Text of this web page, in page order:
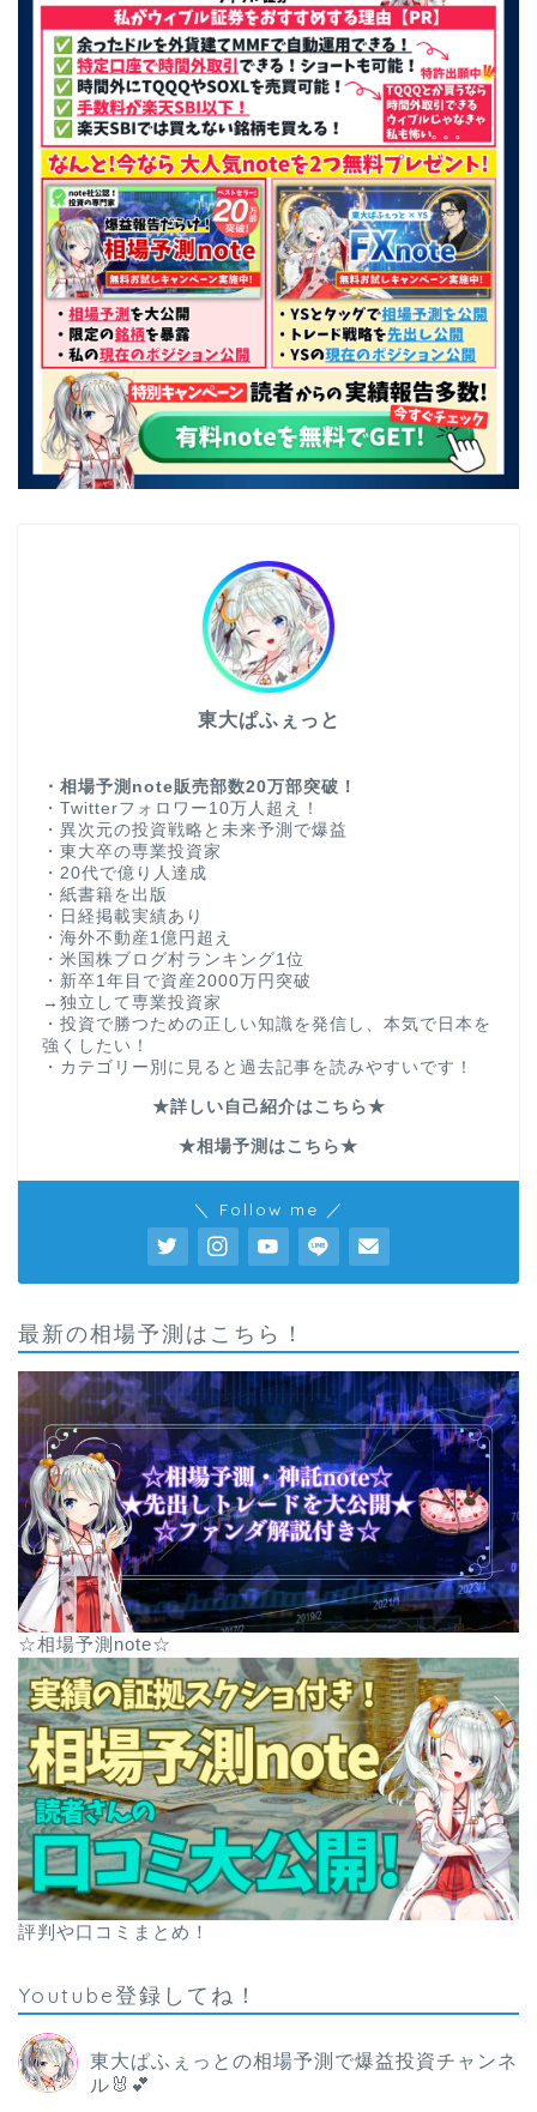
東大ぱふぇっと
・相場予測note販売部数20万部突破！
・Twitterフォロワー10万人超え！
・異次元の投資戦略と未来予測で爆益
・東大卒の専業投資家
・20代で億り人達成
・紙書籍を出版
・日経掲載実績あり
・海外不動産1億円超え
・米国株ブログ村ランキング1位
・新卒1年目で資産2000万円突破
→独立して専業投資家
・投資で勝つための正しい知識を発信し、本気で日本を
強くしたい！
・カテゴリー別に見ると過去記事を読みやすいです！
★詳しい自己紹介はこちら★
★相場予測はこちら★
＼ Follow me ／
最新の相場予測はこちら！
☆相場予測note☆
評判や口コミまとめ！
Youtube登録してね！
東大ぱふぇっとの相場予測で爆益投資チャンネ
ル🐰💕